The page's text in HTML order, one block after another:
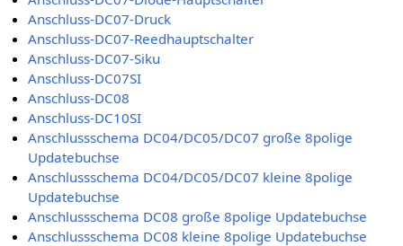
Anschluss-DC07-Druck
Anschluss-DC07-Reedhauptschalter
Anschluss-DC07-Siku
Anschluss-DC07SI
Anschluss-DC08
Anschluss-DC10SI
Anschlussschema DC04/DC05/DC07 große 8polige
Updatebuchse
Anschlussschema DC04/DC05/DC07 kleine 8polige
Updatebuchse
Anschlussschema DC08 große 8polige Updatebuchse
Anschlussschema DC08 kleine 8polige Updatebuchse